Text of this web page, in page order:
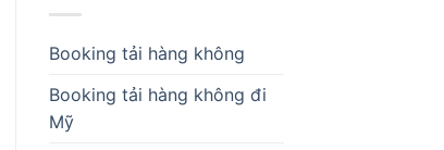
Booking tải hàng không
Booking tải hàng không đi
Mỹ